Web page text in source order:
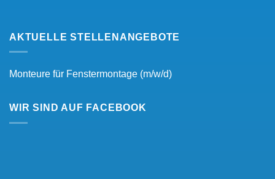
AKTUELLE STELLENANGEBOTE
Monteure für Fenstermontage (m/w/d)
WIR SIND AUF FACEBOOK